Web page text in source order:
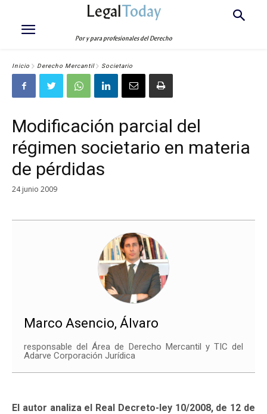
LegalToday
Por y para profesionales del Derecho
Inicio Derecho Mercantil Societario
Modificación parcial del
régimen societario en materia
de pérdidas
24 junio 2009
Marco Asencio, Álvaro
responsable del Área de Derecho Mercantil y TIC del
Adarve Corporación Jurídica
El autor analiza el Real Decreto-ley 10/2008, de 12 de